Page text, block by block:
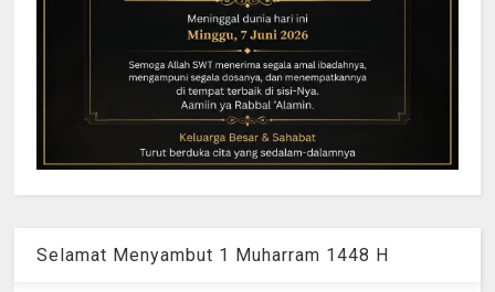
Selamat Menyambut 1 Muharram 1448 H